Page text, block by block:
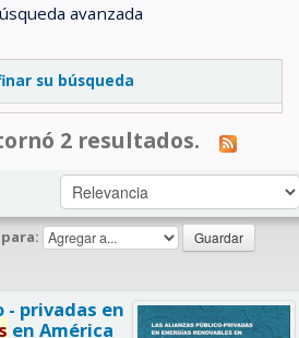
avanzada
su búsqueda
2 resultados.
- privadas en
en América